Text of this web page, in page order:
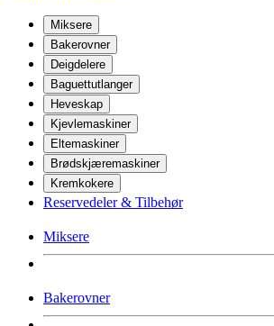
Miksere
Bakerovner
Deigdelere
Baguettutlanger
Heveskap
Kjevlemaskiner
Eltemaskiner
Brødskjæremaskiner
Kremkokere
Reservedeler & Tilbehør
Miksere
Bakerovner